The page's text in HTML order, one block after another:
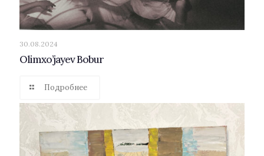
30.08.2024
Olimxo’jayev Bobur
Подробнее